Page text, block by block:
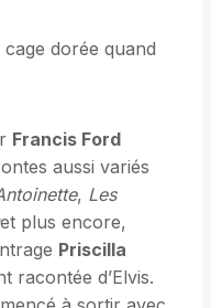
dorée quand
Francis Ford
aussi variés
, Les
et plus encore,
Priscilla
racontée d’Elvis.